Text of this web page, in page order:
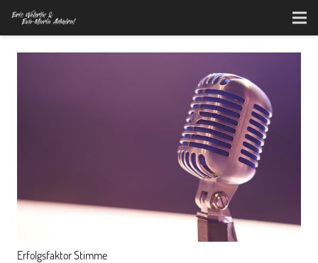
Erfolgsfaktor Stimme